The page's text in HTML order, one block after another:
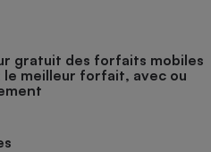
gratuit des forfaits mobiles
le meilleur forfait, avec ou